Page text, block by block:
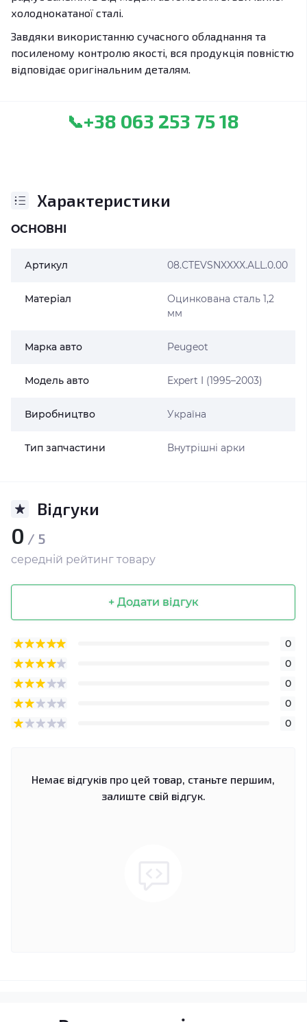
холоднокатаної сталі.
Завдяки використанню сучасного обладнання та
посиленому контролю якості, вся продукція повністю
відповідає оригінальним деталям.
📞+38 063 253 75 18
Характеристики
ОСНОВНІ
Артикул 08.CTEVSNXXXX.ALL.0.00
Матеріал
Оцинкована сталь 1,2
мм
Марка авто Peugeot
Модель авто Expert I (1995–2003)
Виробництво Україна
Тип запчастини Внутрішні арки
Відгуки
0 / 5
середній рейтинг товару
+ Додати відгук
0
0
0
0
0
Немає відгуків про цей товар, станьте першим,
залиште свій відгук.